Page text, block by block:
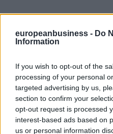
europeanbusiness - Do
Information
If you wish to opt-out of the
processing of your personal
targeted advertising by us,
section to confirm your
opt-out request is processed
interest-based ads based on
us or personal information